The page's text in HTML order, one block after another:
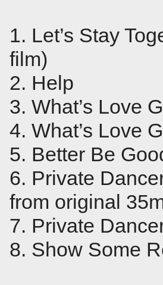
1. Let’s Stay
film)
2. Help
3. What’s Love
4. What’s Love
5. Better Be
6. Private
from original
7. Private
8. Show Some